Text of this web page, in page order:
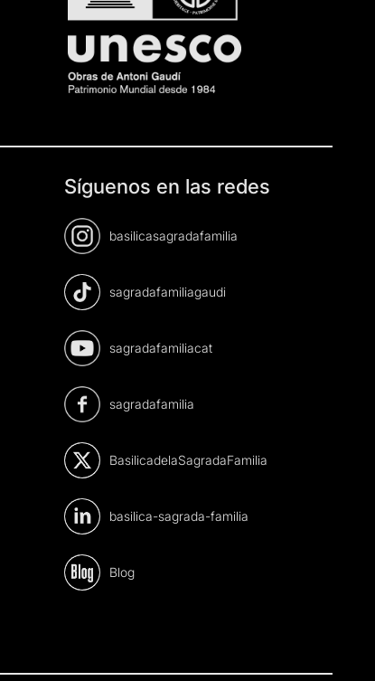
Síguenos en las redes
basilicasagradafamilia
sagradafamiliagaudi
sagradafamiliacat
sagradafamilia
BasilicadelaSagradaFamilia
basilica-sagrada-familia
Blog